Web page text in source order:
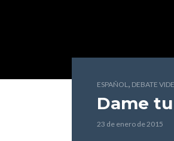
ESPAÑOL, DEBATE
Dame
23 de enero de 2015